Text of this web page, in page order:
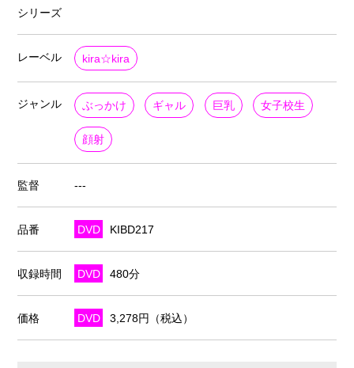
シリーズ
レーベル kira☆kira
ジャンル ぶっかけ ギャル 巨乳 女子校生
顔射
監督 ---
品番 DVD KIBD217
収録時間 DVD 480分
価格 DVD 3,278円（税込）